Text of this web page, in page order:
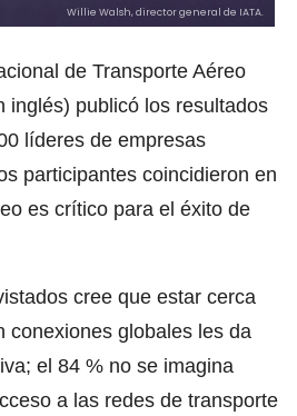
Willie Walsh, director general de IATA.
de Transporte Aéreo
inglés) publicó los resultados
líderes de empresas
participantes coincidieron en
es crítico para el éxito de
cree que estar cerca
conexiones globales les da
el 84 % no se imagina
a las redes de transporte